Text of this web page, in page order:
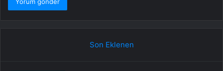
Son Eklenen